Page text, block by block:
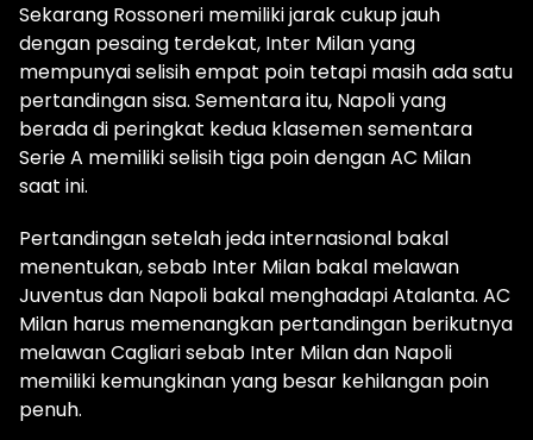
Sekarang Rossoneri memiliki jarak cukup jauh
dengan pesaing terdekat, Inter Milan yang
mempunyai selisih empat poin tetapi masih ada satu
pertandingan sisa. Sementara itu, Napoli yang
berada di peringkat kedua klasemen sementara
Serie A memiliki selisih tiga poin dengan AC Milan
saat ini.
Pertandingan setelah jeda internasional bakal
menentukan, sebab Inter Milan bakal melawan
Juventus dan Napoli bakal menghadapi Atalanta. AC
Milan harus memenangkan pertandingan berikutnya
melawan Cagliari sebab Inter Milan dan Napoli
memiliki kemungkinan yang besar kehilangan poin
penuh.